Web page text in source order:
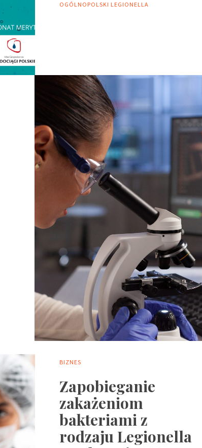
OGÓLNOPOLSKI LEGIONELLA
BIZNES
Zapobieganie
zakażeniom
bakteriami z
rodzaju Legionella